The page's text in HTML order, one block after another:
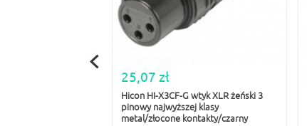
25,07 zł
Hicon HI-X3CF-G wtyk XLR żeński 3
pinowy najwyższej klasy
metal/złocone kontakty/czarny